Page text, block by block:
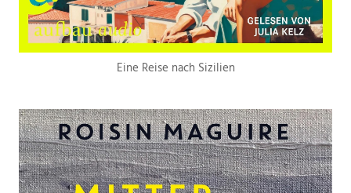
Eine Reise nach Sizilien